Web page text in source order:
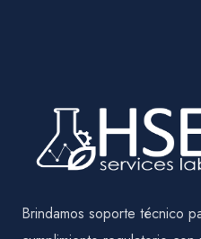
Brindamos soporte técnico